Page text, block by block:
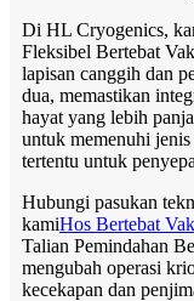
Di HL Cryogenics,
Fleksibel Bertebat
lapisan canggih dan
dua, memastikan
hayat yang lebih
untuk memenuhi
tertentu untuk
Hubungi pasukan
kamiHos Bertebat
Talian Pemindahan
mengubah operasi
kecekapan dan